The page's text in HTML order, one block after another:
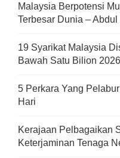
Malaysia Berpotensi
Terbesar Dunia – Abdul
19 Syarikat Malaysia
Bawah Satu Bilion
5 Perkara Yang
Hari
Kerajaan Pelbagaikan
Keterjaminan Tenaga